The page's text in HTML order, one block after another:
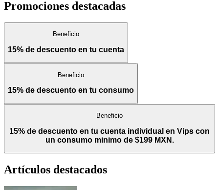
Promociones destacadas
Beneficio
15% de descuento en tu cuenta
Beneficio
15% de descuento en tu consumo
Beneficio
15% de descuento en tu cuenta individual en Vips con
un consumo minimo de $199 MXN.
Artículos destacados